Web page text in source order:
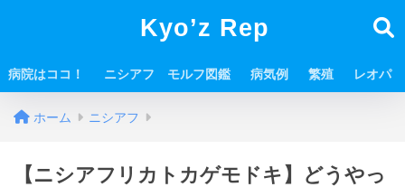
Kyo’z Rep
病院はココ！ ニシアフ モルフ図鑑 病気例 繁殖 レオパ
ホーム ニシアフ
【ニシアフリカトカゲモドキ】どうやっ